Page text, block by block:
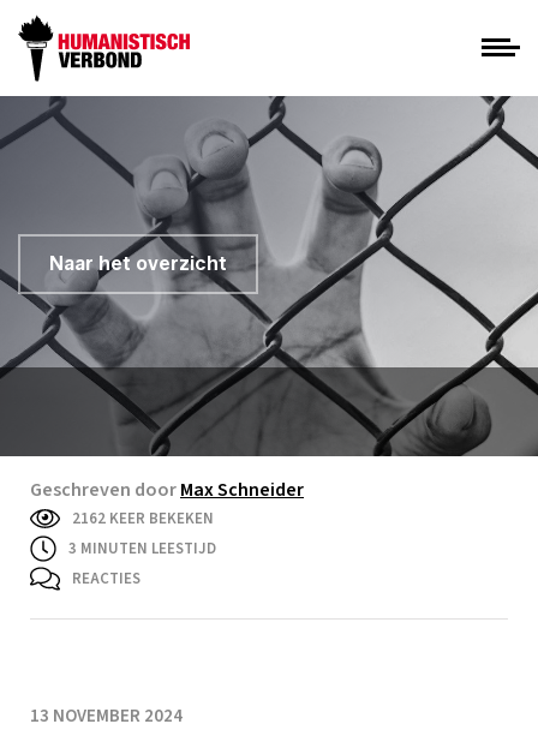
Naar het overzicht
Geschreven doorMax Schneider
2162 KEER BEKEKEN
3 MINUTEN LEESTIJD
REACTIES
13 NOVEMBER 2024